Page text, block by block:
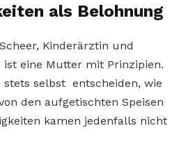
als Belohnung
Kinderärztin und
ist eine Mutter mit Prinzipien.
selbst entscheiden, wie
den aufgetischten Speisen
kamen jedenfalls nicht